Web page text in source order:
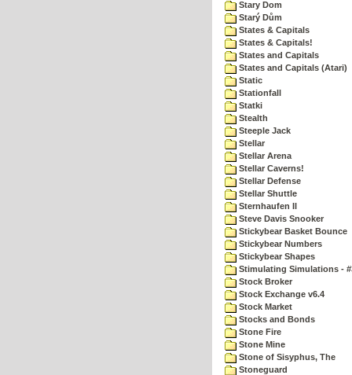
Stary Dom
Starý Dům
States & Capitals
States & Capitals!
States and Capitals
States and Capitals (Atari)
Static
Stationfall
Statki
Stealth
Steeple Jack
Stellar
Stellar Arena
Stellar Caverns!
Stellar Defense
Stellar Shuttle
Sternhaufen II
Steve Davis Snooker
Stickybear Basket Bounce
Stickybear Numbers
Stickybear Shapes
Stimulating Simulations -
Stock Broker
Stock Exchange v6.4
Stock Market
Stocks and Bonds
Stone Fire
Stone Mine
Stone of Sisyphus, The
Stoneguard